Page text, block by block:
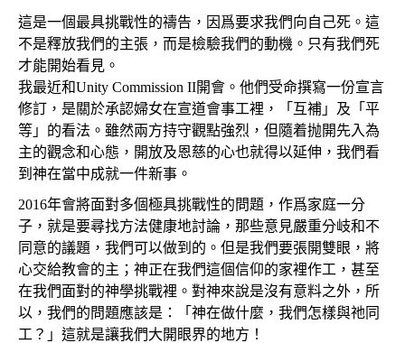
這是一個最具挑戰性的禱告，因爲要求我們向自己死。這
不是釋放我們的主張，而是檢驗我們的動機。只有我們死
才能開始看見。
我最近和Unity Commission II開會。他們受命撰寫一份宣言
修訂，是關於承認婦女在宣道會事工裡，「互補」及「平
等」的看法。雖然兩方持守觀點強烈，但隨着抛開先入為
主的觀念和心態，開放及恩慈的心也就得以延伸，我們看
到神在當中成就一件新事。
2016年會將面對多個極具挑戰性的問題，作爲家庭一分
子，就是要尋找方法健康地討論，那些意見嚴重分岐和不
同意的議題，我們可以做到的。但是我們要張開雙眼，將
心交給教會的主；神正在我們這個信仰的家裡作工，甚至
在我們面對的神學挑戰裡。對神來說是沒有意料之外，所
以，我們的問題應該是：「神在做什麼，我們怎樣與祂同
工？」這就是讓我們大開眼界的地方！